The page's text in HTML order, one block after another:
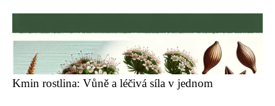
Kmin rostlina: Vůně a léčivá síla v jednom